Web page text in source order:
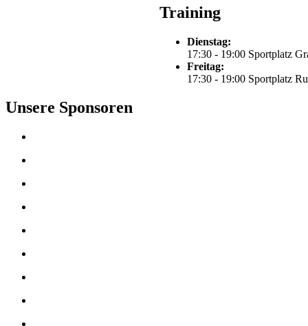
Training
Dienstag:
17:30 - 19:00 Sportplatz
Freitag:
17:30 - 19:00 Sportplatz
Unsere Sponsoren